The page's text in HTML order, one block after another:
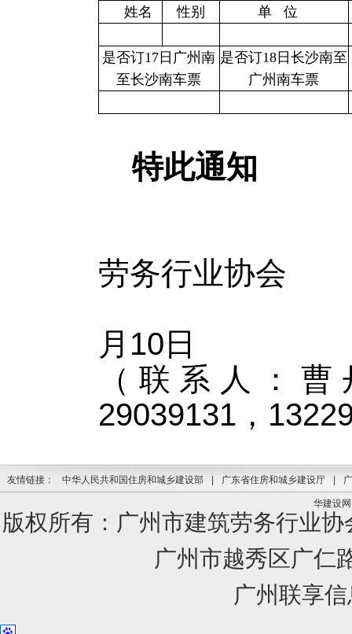
姓名 性别 单 位
是否订17日广州南
至长沙南车票
是否订18日长沙南至
广州南车票
特此通知
劳务行业协会
月10日
（联系人：
29039131，
友情链接： 中华人民共和国住房和城乡建设部 广东省住房和城乡建设厅
华建设网
版权所有：广州市建筑劳务行业
广州市越秀区广仁
广州联享